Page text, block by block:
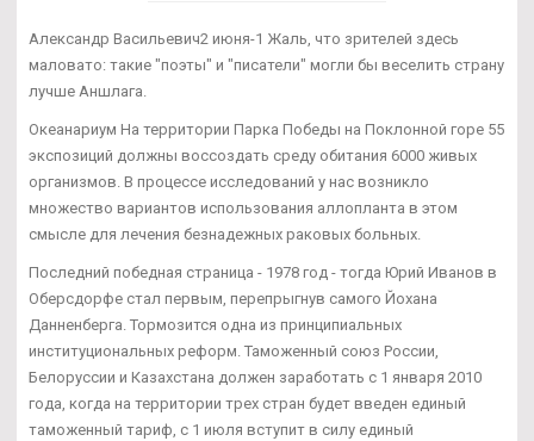
Александр Васильевич2 июня-1 Жаль, что зрителей здесь
маловато: такие "поэты" и "писатели" могли бы веселить страну
лучше Аншлага.
Океанариум На территории Парка Победы на Поклонной горе 55
экспозиций должны воссоздать среду обитания 6000 живых
организмов. В процессе исследований у нас возникло
множество вариантов использования аллопланта в этом
смысле для лечения безнадежных раковых больных.
Последний победная страница - 1978 год - тогда Юрий Иванов в
Оберсдорфе стал первым, перепрыгнув самого Йохана
Данненберга. Тормозится одна из принципиальных
институциональных реформ. Таможенный союз России,
Белоруссии и Казахстана должен заработать с 1 января 2010
года, когда на территории трех стран будет введен единый
таможенный тариф, с 1 июля вступит в силу единый